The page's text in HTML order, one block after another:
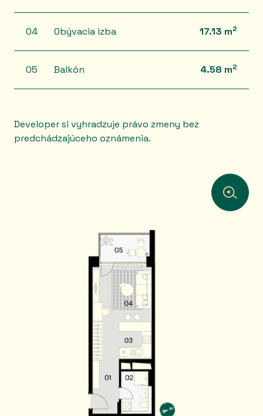
04 Obývacia izba 17.13 m2
05 Balkón 4.58 m2
Developer si vyhradzuje právo zmeny bez
predchádzajúceho oznámenia.